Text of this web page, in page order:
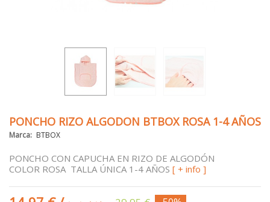
PONCHO RIZO ALGODON BTBOX ROSA 1-4 AÑOS
Marca: BTBOX
PONCHO CON CAPUCHA EN RIZO DE ALGODÓN
COLOR ROSA TALLA ÚNICA 1-4 AÑOS [ + info ]